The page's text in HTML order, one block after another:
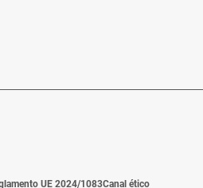
UE 2024/1083Canal ético